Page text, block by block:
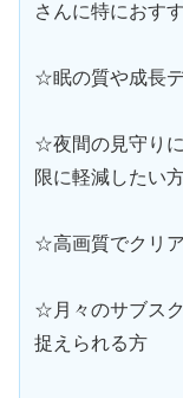
さんに特におす
☆眠の質や成長
☆夜間の見守り
限に軽減したい
☆高画質でクリ
☆月々のサブス
捉えられる方